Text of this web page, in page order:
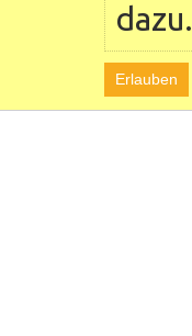
dazu.
Erlauben